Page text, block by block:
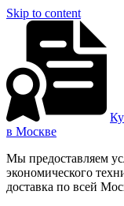
Skip to content
в Москве
Мы предоставляем
экономического
доставка по всей